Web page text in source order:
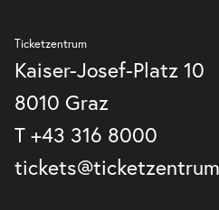
Ticketzentrum
Kaiser-Josef-Platz 10
8010 Graz
T +43 316 8000